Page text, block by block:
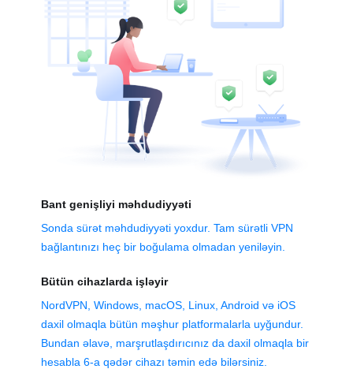
Bant genişliyi məhdudiyyəti
Sonda sürət məhdudiyyəti yoxdur. Tam sürətli VPN
bağlantınızı heç bir boğulama olmadan yeniləyin.
Bütün cihazlarda işləyir
NordVPN, Windows, macOS, Linux, Android və iOS
daxil olmaqla bütün məşhur platformalarla uyğundur.
Bundan əlavə, marşrutlaşdırıcınız da daxil olmaqla bir
hesabla 6-a qədər cihazı təmin edə bilərsiniz.